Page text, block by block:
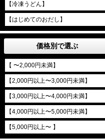
【冷凍うどん】
【はじめてのおだし】
価格別で選ぶ
【 〜2,000円未満】
【2,000円以上〜3,000円未満】
【3,000円以上〜4,000円未満】
【4,000円以上〜5,000円未満】
【5,000円以上〜 】